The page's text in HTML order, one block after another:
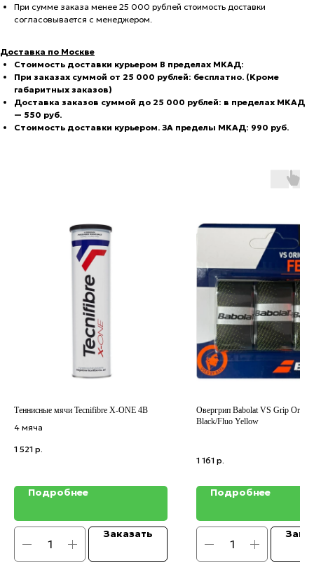
При сумме заказа менее 25 000 рублей стоимость доставки
согласовывается с менеджером.
Доставка по Москве
Стоимость доставки курьером В пределах МКАД:
При заказах суммой от 25 000 рублей: бесплатно. (Кроме
габаритных заказов)
Доставка заказов суммой до 25 000 рублей: в пределах МКАД
— 550 руб.
Стоимость доставки курьером. ЗА пределы МКАД: 990 руб.
Теннисные мячи Tecnifibre X-ONE 4B
4 мяча
1 521 р.
Подробнее
Заказать
Овергрип Babolat VS Grip
Black/Fluo Yellow
1 161 р.
Подробнее